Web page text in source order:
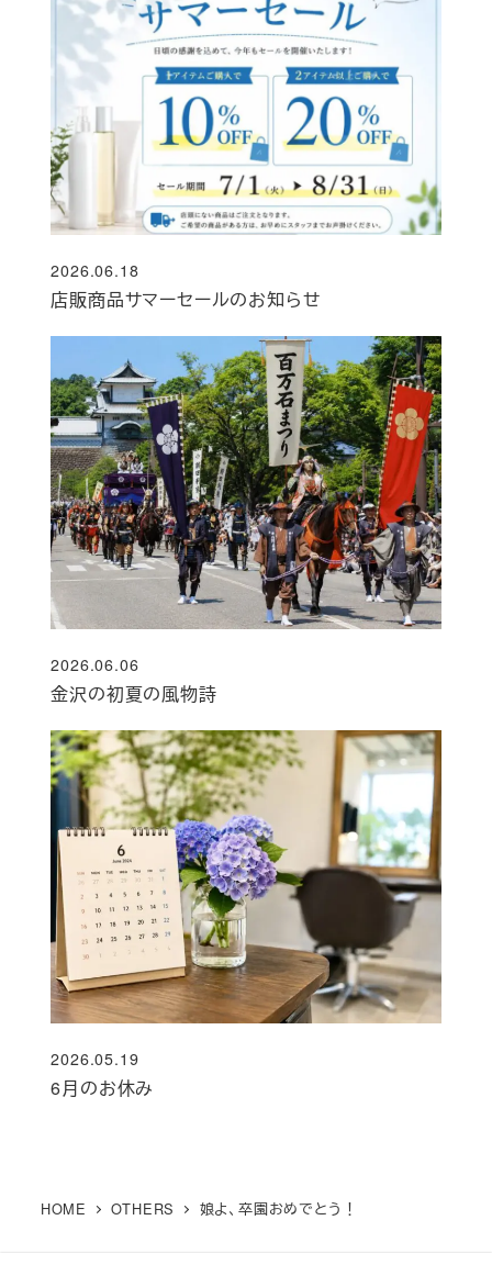
店販商品サマーセールのお知らせ
投稿日
2026.06.18
金沢の初夏の風物詩
投稿日
2026.06.06
6月のお休み
投稿日
2026.05.19
HOME OTHERS 娘よ、卒園おめでとう！